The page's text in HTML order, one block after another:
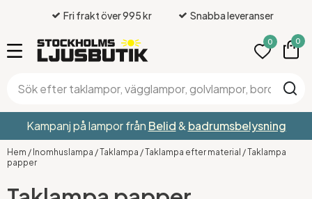
Fri frakt över 995 kr Snabba leveranser
0 0
Kampanj på lampor från Belid& badrumsbelysning
Hem / Inomhuslampa /Taklampa /Taklampa efter material /Taklampa
papper